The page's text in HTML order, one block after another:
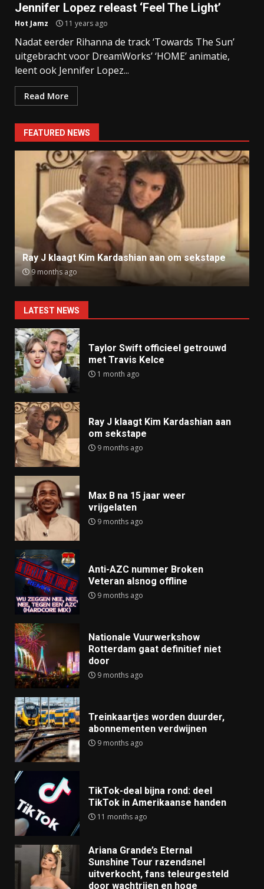
Jennifer Lopez releast ‘Feel The Light’
Hot Jamz 11 years ago
Nadat eerder Rihanna de track ‘Towards The Sun’
uitgebracht voor DreamWorks’ ‘HOME’ animatie,
leent ook Jennifer Lopez...
Read More
FEATURED NEWS
Ray J klaagt Kim Kardashian aan om sekstape
9 months ago
LATEST NEWS
Taylor Swift officieel getrouwd
met Travis Kelce
1 month ago
Ray J klaagt Kim Kardashian aan
om sekstape
9 months ago
Max B na 15 jaar weer
vrijgelaten
9 months ago
Anti-AZC nummer Broken
Veteran alsnog offline
9 months ago
Nationale Vuurwerkshow
Rotterdam gaat definitief niet
door
9 months ago
Treinkaartjes worden duurder,
abonnementen verdwijnen
9 months ago
TikTok-deal bijna rond: deel
TikTok in Amerikaanse handen
11 months ago
Ariana Grande’s Eternal
Sunshine Tour razendsnel
uitverkocht, fans teleurgesteld
door wachtrijen en hoge